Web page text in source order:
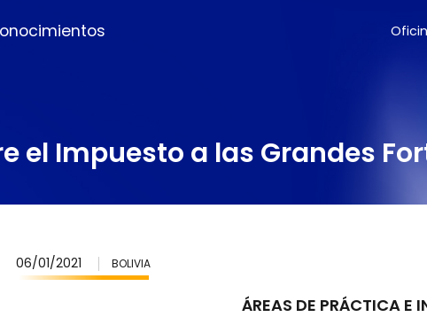
el Impuesto a las Grandes
06/01/2021 BOLIVIA
ÁREAS DE PRÁCTICA E